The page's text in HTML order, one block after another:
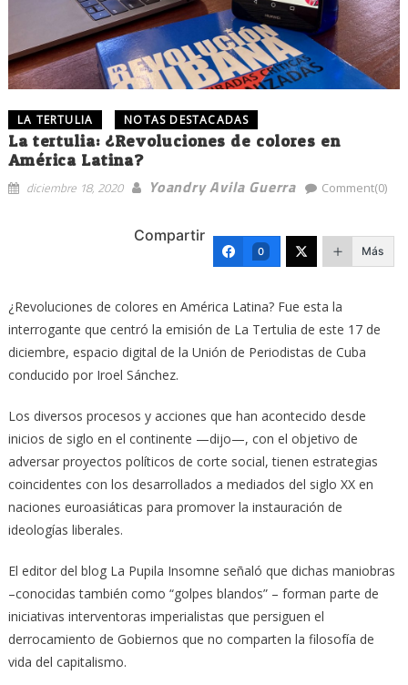
LA TERTULIA NOTAS DESTACADAS
La tertulia: ¿Revoluciones de colores en
América Latina?
diciembre 18, 2020 Yoandry Avila Guerra Comment(0)
Compartir
0 Más
¿Revoluciones de colores en América Latina? Fue esta la
interrogante que centró la emisión de La Tertulia de este 17 de
diciembre, espacio digital de la Unión de Periodistas de Cuba
conducido por Iroel Sánchez.
Los diversos procesos y acciones que han acontecido desde
inicios de siglo en el continente —dijo—, con el objetivo de
adversar proyectos políticos de corte social, tienen estrategias
coincidentes con los desarrollados a mediados del siglo XX en
naciones euroasiáticas para promover la instauración de
ideologías liberales.
El editor del blog La Pupila Insomne señaló que dichas maniobras
–conocidas también como “golpes blandos” – forman parte de
iniciativas interventoras imperialistas que persiguen el
derrocamiento de Gobiernos que no comparten la filosofía de
vida del capitalismo.